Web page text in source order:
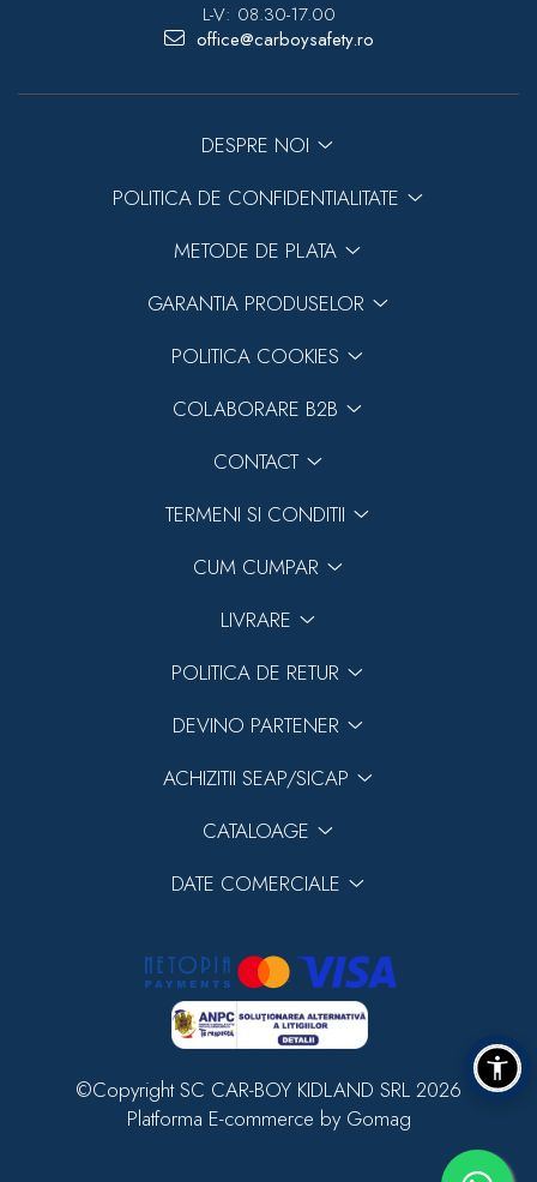
L-V: 08.30-17.00
office@carboysafety.ro
DESPRE NOI
POLITICA DE CONFIDENTIALITATE
METODE DE PLATA
GARANTIA PRODUSELOR
POLITICA COOKIES
COLABORARE B2B
CONTACT
TERMENI SI CONDITII
CUM CUMPAR
LIVRARE
POLITICA DE RETUR
DEVINO PARTENER
ACHIZITII SEAP/SICAP
CATALOAGE
DATE COMERCIALE
©Copyright SC CAR-BOY KIDLAND SRL 2026
Platforma E-commerce by Gomag